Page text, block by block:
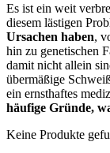
Es ist ein weit
diesem lästigen⁣
Ursachen haben,
hin zu⁤ genetischen
damit nicht⁣ allein
übermäßige
ein ernsthaftes
häufige Gründe,
Keine Produkte